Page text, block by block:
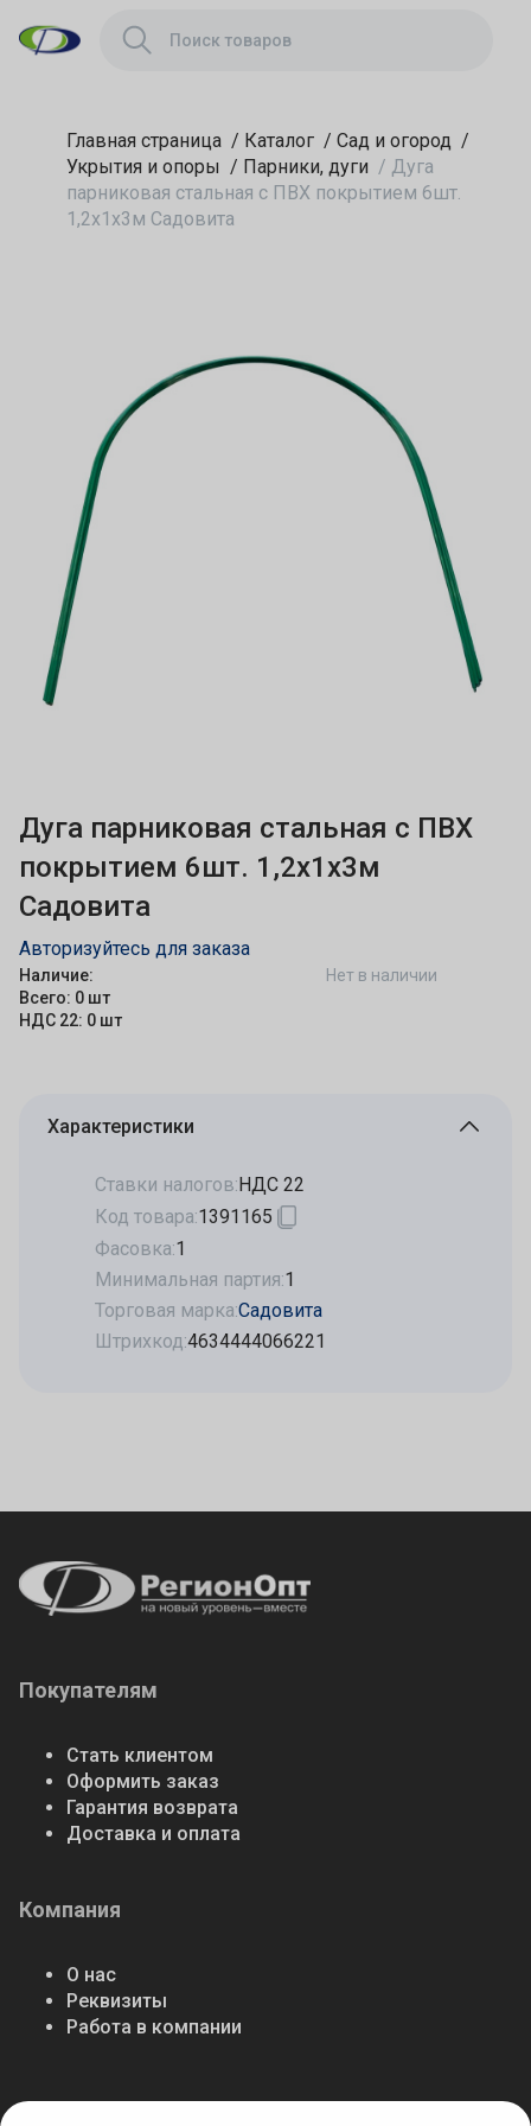
Главная страница / Каталог / Сад и огород /
Укрытия и опоры / Парники, дуги / Дуга
парниковая стальная с ПВХ покрытием 6шт.
1,2х1х3м Садовита
Дуга парниковая стальная с ПВХ
покрытием 6шт. 1,2х1х3м
Садовита
Авторизуйтесь для заказа
Наличие:
Всего: 0 шт
НДС 22: 0 шт
Нет в наличии
Характеристики
Ставки налогов:НДС 22
Код товара:1391165
Фасовка:1
Минимальная партия:1
Торговая марка:Садовита
Штрихкод:4634444066221
Покупателям
Стать клиентом
Оформить заказ
Гарантия возврата
Доставка и оплата
Компания
О нас
Реквизиты
Работа в компании